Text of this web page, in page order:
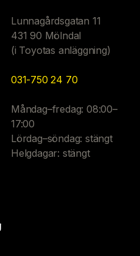
Lunnagårdsgatan 11
431 90 Mölndal
(i Toyotas anläggning)
031-750 24 70
Måndag–fredag: 08:00–
17:00
Lördag–söndag: stängt
Helgdagar: stängt